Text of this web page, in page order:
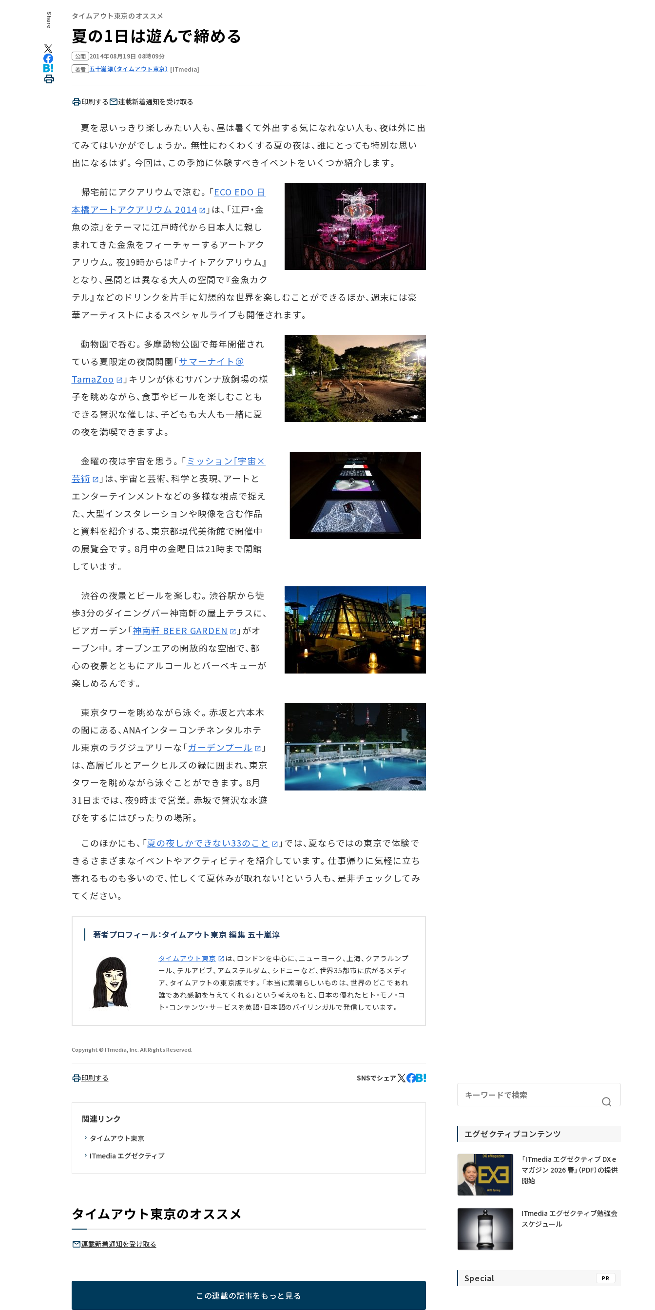
Share タイムアウト東京のオススメ
夏の1日は遊んで締める
公開 2014年08月19日 08時09分
著者 五十嵐淳（タイムアウト東京） [ITmedia]
印刷する 連載新着通知を受け取る
夏を思いっきり楽しみたい人も、昼は暑くて外出する気になれない人も、夜は外に出
てみてはいかがでしょうか。無性にわくわくする夏の夜は、誰にとっても特別な思い
出になるはず。今回は、この季節に体験すべきイベントをいくつか紹介します。
帰宅前にアクアリウムで涼む。「ECO EDO 日
本橋アートアクアリウム 2014
」は、「江戸・金
魚の涼」をテーマに江戸時代から日本人に親し
まれてきた金魚をフィーチャーするアートアク
アリウム。夜19時からは『ナイトアクアリウム』
となり、昼間とは異なる大人の空間で『金魚カク
テル』などのドリンクを片手に幻想的な世界を楽しむことができるほか、週末には豪
華アーティストによるスペシャルライブも開催されます。
動物園で呑む。多摩動物公園で毎年開催され
ている夏限定の夜間開園「サマーナイト＠
TamaZoo
」キリンが休むサバンナ放飼場の様
子を眺めながら、食事やビールを楽しむことも
できる贅沢な催しは、子どもも大人も一緒に夏
の夜を満喫できますよ。
金曜の夜は宇宙を思う。「ミッション［宇宙×
芸術
」は、宇宙と芸術、科学と表現、アートと
エンターテインメントなどの多様な視点で捉え
た、大型インスタレーションや映像を含む作品
と資料を紹介する、東京都現代美術館で開催中
の展覧会です。8月中の金曜日は21時まで開館
しています。
渋谷の夜景とビールを楽しむ。渋谷駅から徒
歩3分のダイニングバー神南軒の屋上テラスに、
ビアガーデン「神南軒 BEER GARDEN
」がオ
ープン中。オープンエアの開放的な空間で、都
心の夜景とともにアルコールとバーベキューが
楽しめるんです。
東京タワーを眺めながら泳ぐ。赤坂と六本木
の間にある、ANAインターコンチネンタルホテ
ル東京のラグジュアリーな「ガーデンプール
」
は、高層ビルとアークヒルズの緑に囲まれ、東京
タワーを眺めながら泳ぐことができます。8月
31日までは、夜9時まで営業。赤坂で贅沢な水遊
びをするにはぴったりの場所。
このほかにも、「夏の夜しかできない33のこと
」では、夏ならではの東京で体験で
きるさまざまなイベントやアクティビティを紹介しています。仕事帰りに気軽に立ち
寄れるものも多いので、忙しくて夏休みが取れない！という人も、是非チェックしてみ
てください。
著者プロフィール：タイムアウト東京 編集 五十嵐淳
タイムアウト東京
は、ロンドンを中心に、ニューヨーク、上海、クアラルンプ
ール、テルアビブ、アムステルダム、シドニーなど、世界35都市に広がるメディ
ア、タイムアウトの東京版です。「本当に素晴らしいものは、世界のどこであれ
誰であれ感動を与えてくれる」という考えのもと、日本の優れたヒト・モノ・コ
ト・コンテンツ・サービスを英語・日本語のバイリンガルで発信しています。
Copyright © ITmedia, Inc. All Rights Reserved.
印刷する SNSでシェア
関連リンク
タイムアウト東京
ITmedia エグゼクティブ
タイムアウト東京のオススメ
連載新着通知を受け取る
この連載の記事をもっと見る
エグゼクティブコンテンツ
「ITmedia エグゼクティブ DX e
マガジン 2026 春」（PDF）の提供
開始
ITmedia エグゼクティブ勉強会
スケジュール
Special PR